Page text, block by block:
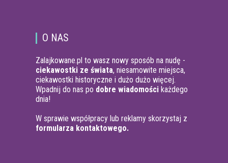
O NAS
Zalajkowane.pl to wasz nowy sposób na nudę -
ciekawostki ze świata, niesamowite miejsca,
ciekawostki historyczne i dużo dużo więcej.
Wpadnij do nas po dobre wiadomości każdego
dnia!
W sprawie współpracy lub reklamy skorzystaj z
formularza kontaktowego.